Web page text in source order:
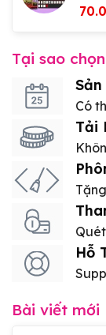
Tại sao
Có
Tải
Hỗ
Bài viết mới